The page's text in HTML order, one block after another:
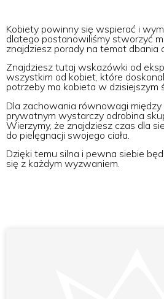
Kobiety powinny się wspierać i
dlatego postanowiliśmy stworzyć
znajdziesz porady na temat dbania
Znajdziesz tutaj wskazówki od
wszystkim od kobiet, które
potrzeby ma kobieta w dzisiejszym
Dla zachowania równowagi między
prywatnym wystarczy odrobina
Wierzymy, że znajdziesz czas dla
do pielęgnacji swojego ciała.
Dzięki temu silna i pewna siebie
się z każdym wyzwaniem.